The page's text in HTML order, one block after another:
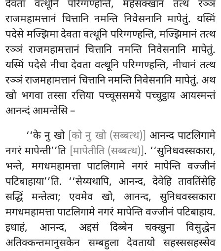
देवता वत्थूनि परिग्गण्हन्ति, महेसक्खानं तत्थ रञ्ञं
राजमहामत्तानं चित्तानि नमन्ति निवेसनानि मापेतुं. यस्मिं
पदेसे मज्झिमा देवता वत्थूनि परिग्गण्हन्ति, मज्झिमानं तत्थ
रञ्ञं राजमहामत्तानं चित्तानि नमन्ति निवेसनानि मापेतुं.
यस्मिं पदेसे नीचा देवता वत्थूनि परिग्गण्हन्ति, नीचानं तत्थ
रञ्ञं राजमहामत्तानं चित्तानि नमन्ति निवेसनानि मापेतुं. अथ
खो भगवा तस्सा रत्तिया पच्चूससमये पच्चुट्ठाय आयस्मन्तं
आनन्दं आमन्तेसि –
‘‘के नु खो [को नु खो (सब्बत्थ)] आनन्द पाटलिगामे
नगरं मापेन्ती’’ति [मापेतीति (सब्बत्थ)]. ‘‘सुनिधवस्सकारा,
भन्ते, मगधमहामत्ता पाटलिगामे नगरं मापेन्ति वज्जीनं
पटिबाहाया’’ति. ‘‘सेय्यथापि, आनन्द, देवेहि तावतिंसेहि
सद्धिं मन्तेत्वा; एवमेव खो, आनन्द, सुनिधवस्सकारा
मगधमहामत्ता पाटलिगामे नगरं मापेन्ति वज्जीनं पटिबाहाय.
इधाहं, आनन्द, अद्दसं दिब्बेन चक्खुना विसुद्धेन
अतिक्कन्तमानुसकेन सम्बहुला देवतायो सहस्ससहस्सेव